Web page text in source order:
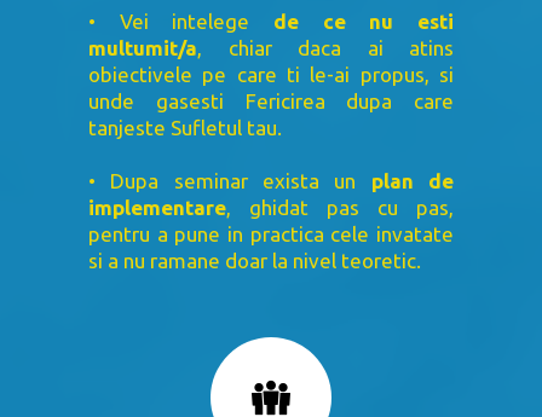
• Vei intelege de ce nu esti
multumit/a , chiar daca ai atins
obiectivele pe care ti le-ai propus, si
unde gasesti Fericirea dupa care
tanjeste Sufletul tau.
• Dupa seminar exista un plan de
implementare , ghidat pas cu pas,
pentru a pune in practica cele invatate
si a nu ramane doar la nivel teoretic.